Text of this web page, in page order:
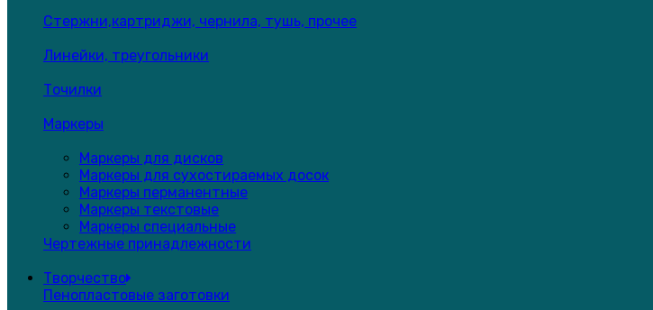
Стержни,картриджи, чернила, тушь, прочее
Линейки, треугольники
Точилки
Маркеры
Маркеры для дисков
Маркеры для сухостираемых досок
Маркеры перманентные
Маркеры текстовые
Маркеры специальные
Чертежные принадлежности
Творчество
Пенопластовые заготовки